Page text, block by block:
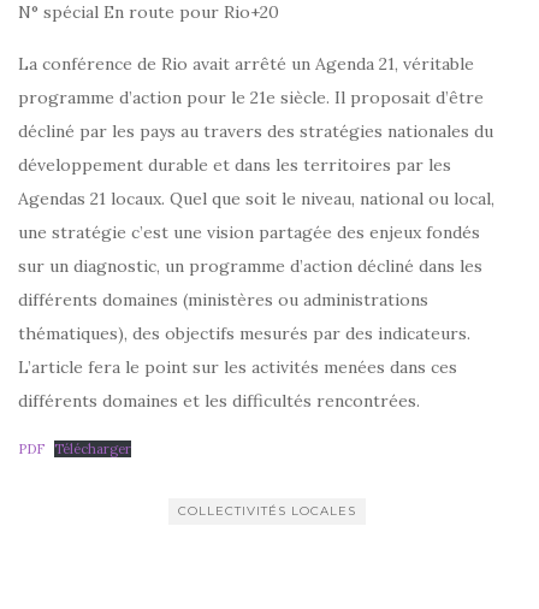
N° spécial En route pour Rio+20
La conférence de Rio avait arrêté un Agenda 21, véritable
programme d’action pour le 21e siècle. Il proposait d’être
décliné par les pays au travers des stratégies nationales du
développement durable et dans les territoires par les
Agendas 21 locaux. Quel que soit le niveau, national ou local,
une stratégie c’est une vision partagée des enjeux fondés
sur un diagnostic, un programme d’action décliné dans les
différents domaines (ministères ou administrations
thématiques), des objectifs mesurés par des indicateurs.
L’article fera le point sur les activités menées dans ces
différents domaines et les difficultés rencontrées.
PDF Télécharger
COLLECTIVITÉS LOCALES